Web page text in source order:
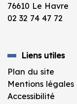
76610 Le Havre
02 32 74 47 72
Liens utiles
Plan du site
Mentions légales
Accessibilité